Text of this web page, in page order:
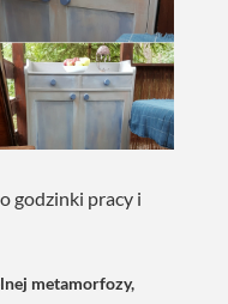
godzinki pracy i
metamorfozy,